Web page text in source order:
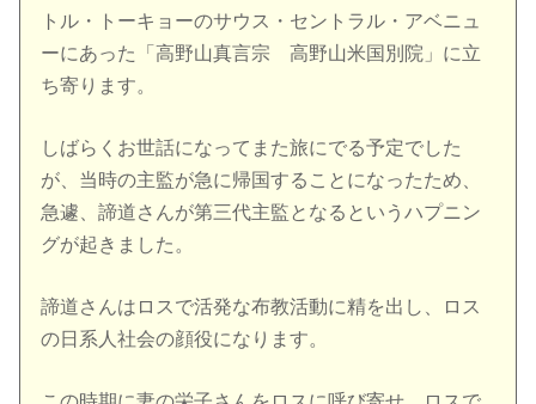
トル・トーキョーのサウス・セントラル・アベニュ
ーにあった「高野山真言宗 高野山米国別院」に立
ち寄ります。
しばらくお世話になってまた旅にでる予定でした
が、当時の主監が急に帰国することになったため、
急遽、諦道さんが第三代主監となるというハプニン
グが起きました。
諦道さんはロスで活発な布教活動に精を出し、ロス
の日系人社会の顔役になります。